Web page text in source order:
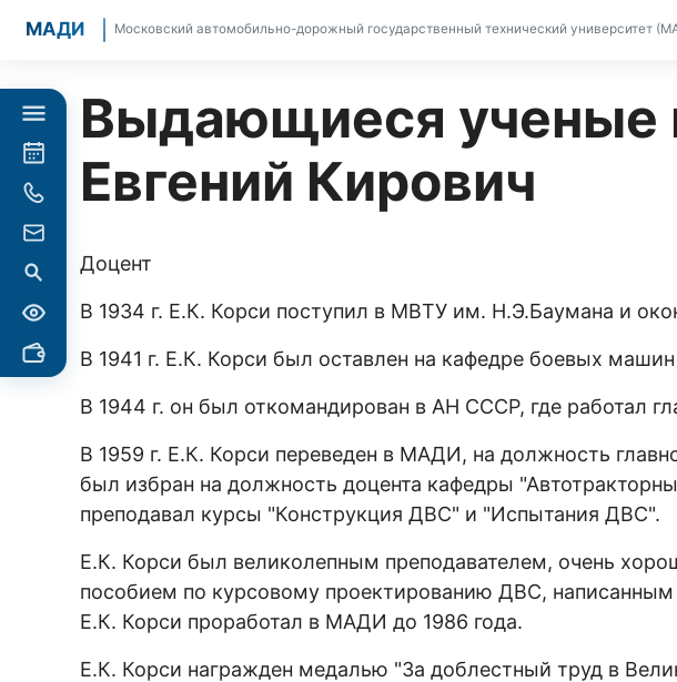
МАДИ Московский автомобильно-дорожный государственный технический университет
Выдающиеся ученые
Евгений Кирович
Доцент
В 1934 г. Е.К. Корси поступил в МВТУ им. Н.Э.Баумана и
В 1941 г. Е.К. Корси был оставлен на кафедре боевых
В 1944 г. он был откомандирован в АН СССР, где работал
В 1959 г. Е.К. Корси переведен в МАДИ, на должность
был избран на должность доцента кафедры
преподавал курсы "Конструкция ДВС" и "Испытания ДВС".
Е.К. Корси был великолепным преподавателем, очень
пособием по курсовому проектированию ДВС,
Е.К. Корси проработал в МАДИ до 1986 года.
Е.К. Корси награжден медалью "За доблестный труд в